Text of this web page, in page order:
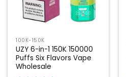
100K-150K
UZY 6-in-1 150K 150000
Puffs Six Flavors Vape
Wholesale